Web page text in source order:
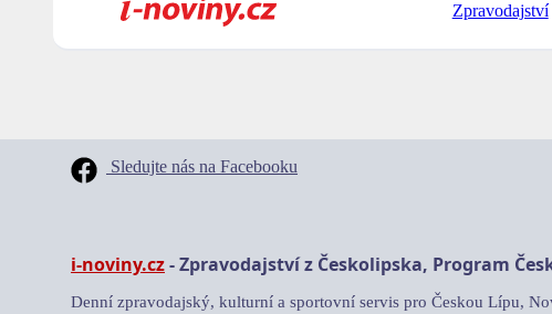
Zpravodajství
Sledujte nás na Facebooku
i-noviny.cz- Zpravodajství z Českolipska, Program
Denní zpravodajský, kulturní a sportovní servis pro Českou Lípu,